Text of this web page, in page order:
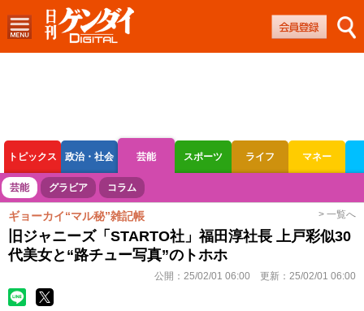
トピックス 政治・社会 芸能 スポーツ ライフ マネー
ボートレース 競輪 オートレース
芸能 グラビア コラム
ギョーカイ“マル秘”雑記帳 > 一覧へ
旧ジャニーズ「STARTO社」福田淳社長 上戸彩似30
代美女と“路チュー写真”のトホホ
公開： 25/02/01 06:00 更新： 25/02/01 06:00